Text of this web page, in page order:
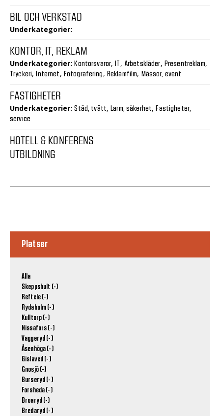
BIL OCH VERKSTAD
Underkategorier:
KONTOR, IT, REKLAM
Underkategorier: Kontorsvaror, , Arbetskläder, Presentreklam,
Tryckeri, Internet , Fotografering , Reklamfilm, Mässor, event
FASTIGHETER
Underkategorier: Städ, tvätt,Larm, säkerhet,Fastigheter,
service
HOTELL & KONFERENS
UTBILDNING
Platser
Alla
Skeppshult (-)
Reftele (-)
Rydaholm (-)
Kulltorp (-)
Nissafors (-)
Vaggeryd (-)
Åsenhöga (-)
Gislaved (-)
Gnosjö (-)
Burseryd (-)
Forsheda (-)
Broaryd (-)
Bredaryd (-)